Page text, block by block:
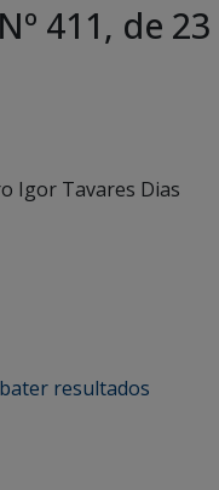
411, de 23
Igor Tavares Dias
resultados